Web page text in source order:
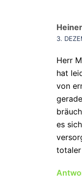
3.
Herr
hat
von
es
totaler